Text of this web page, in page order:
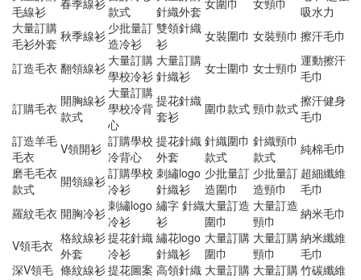
毛線衫
春季線衫款式
針織外套 女圍巾 女頸巾
吸水力
大量訂購
毛衫外套 秋季線衫 少批量訂
造冷衫
雙領針織
衫
女裝圍巾 女裝頸巾 擦汗毛巾
訂造毛衣 翻領線衫 大量訂購
學校冷衫
大量訂購
針織衫
女士圍巾 女士頸巾 運動擦汗
毛巾
訂購毛衣 開胸線衫
款式
大量訂購
學校冷背
心
提花針織
套衫
圍巾款式 頸巾款式擦汗健身
毛巾
訂造羊毛
毛衣
V領開衫 訂購學校
冷背心
提花針織
外套
針織圍巾
款式
針織頸巾
款式
純棉毛巾
磨毛毛衣
款式
開領線衫訂購學校
冷衫
刺繡logo
針織衫
少批量訂
造圍巾
少批量訂
造頸巾
超細纖維
毛巾
羅紋毛衣 開胸冷衫刺繡logo
冷衫
繡字 針織
衫
大量訂造
圍巾
大量訂造
頸巾
納米毛巾
V領毛衣 格紋線衫
外套
提花針織
冷衫
繡花logo
針織衫
大量訂購
圍巾
大量訂購
頸巾
納米纖維
毛巾
深V領毛 條紋線衫提花圖案 高領針織 大量訂購 大量訂購竹碳纖維